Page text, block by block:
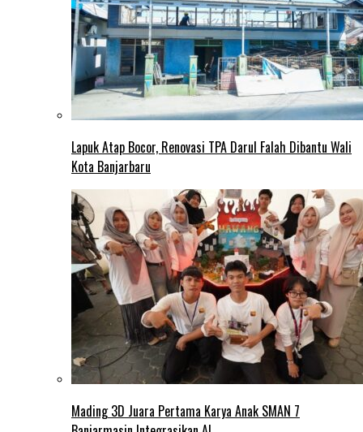
Lapuk Atap Bocor, Renovasi TPA Darul Falah Dibantu Wali
Kota Banjarbaru
Mading 3D Juara Pertama Karya Anak SMAN 7